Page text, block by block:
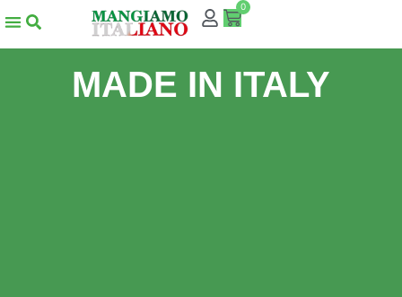
0
MADE IN ITALY